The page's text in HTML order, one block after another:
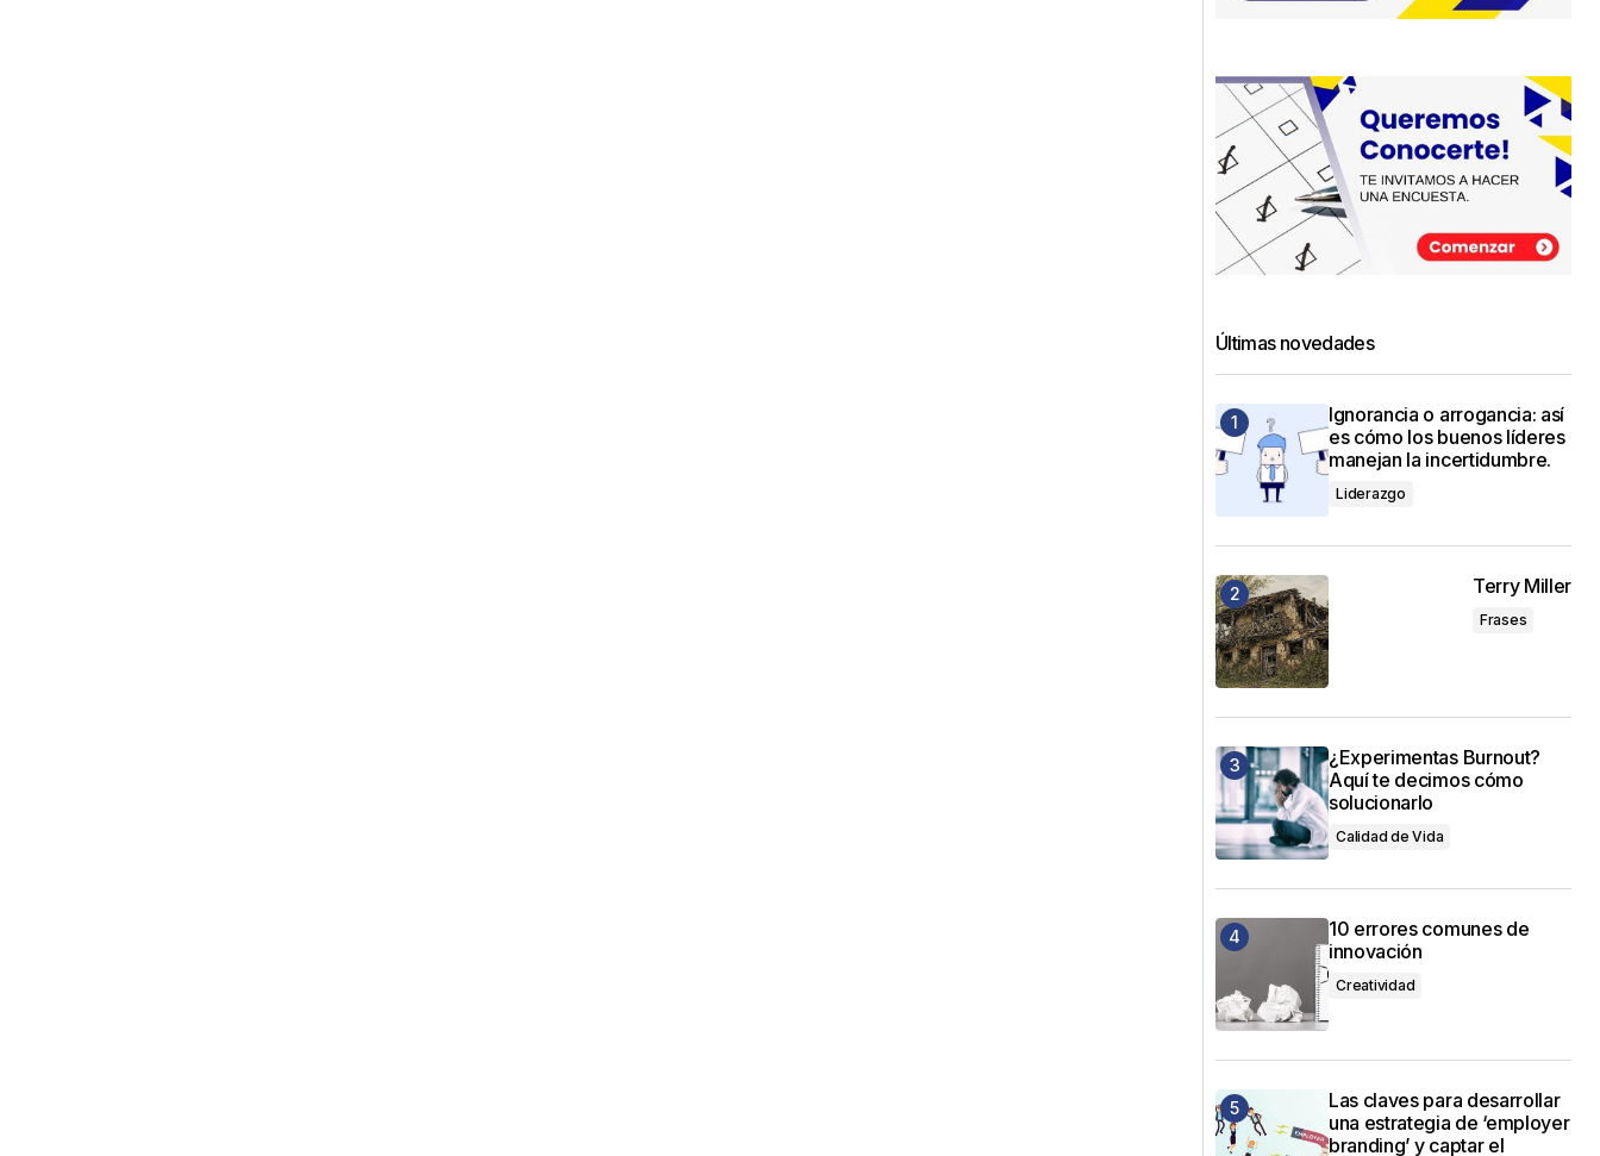
Últimas novedades
Ignorancia o arrogancia: así
es cómo los buenos líderes
manejan la incertidumbre.
Liderazgo
Terry Miller
Frases
¿Experimentas Burnout?
Aquí te decimos cómo
solucionarlo
Calidad de Vida
10 errores comunes de
innovación
Creatividad
Las claves para desarrollar
una estrategia de ‘employer
branding’ y captar el